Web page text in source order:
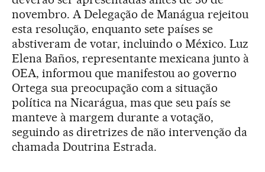
novembro. A Delegação de Manágua rejeitou
esta resolução, enquanto sete países se
abstiveram de votar, incluindo o México. Luz
Elena Baños, representante mexicana junto à
OEA, informou que manifestou ao governo
Ortega sua preocupação com a situação
política na Nicarágua, mas que seu país se
manteve à margem durante a votação,
seguindo as diretrizes de não intervenção da
chamada Doutrina Estrada.